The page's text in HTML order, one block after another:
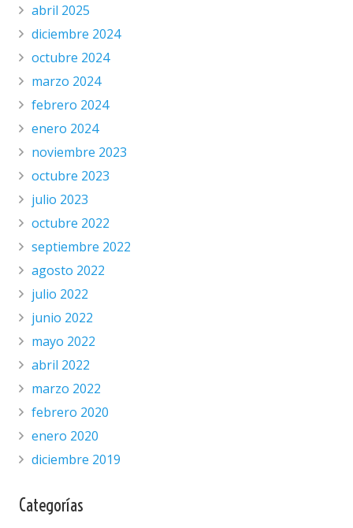
abril 2025
diciembre 2024
octubre 2024
marzo 2024
febrero 2024
enero 2024
noviembre 2023
octubre 2023
julio 2023
octubre 2022
septiembre 2022
agosto 2022
julio 2022
junio 2022
mayo 2022
abril 2022
marzo 2022
febrero 2020
enero 2020
diciembre 2019
Categorías